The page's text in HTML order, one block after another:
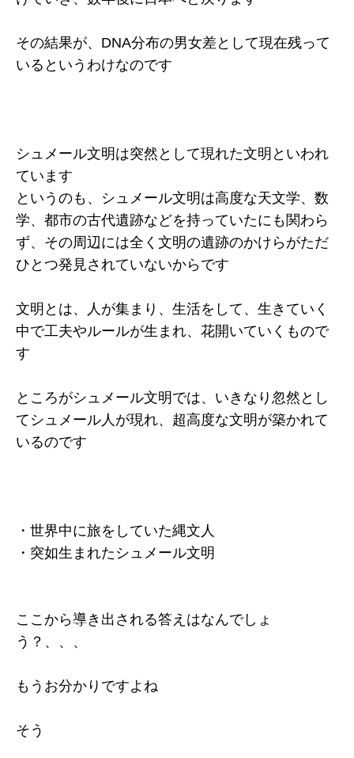
その結果が、DNA分布の男女差として現在残って
いるというわけなのです
シュメール文明は突然として現れた文明といわれ
ています
というのも、シュメール文明は高度な天文学、数
学、都市の古代遺跡などを持っていたにも関わら
ず、その周辺には全く文明の遺跡のかけらがただ
ひとつ発見されていないからです
文明とは、人が集まり、生活をして、生きていく
中で工夫やルールが生まれ、花開いていくもので
す
ところがシュメール文明では、いきなり忽然とし
てシュメール人が現れ、超高度な文明が築かれて
いるのです
・世界中に旅をしていた縄文人
・突如生まれたシュメール文明
ここから導き出される答えはなんでしょ
う？、、、
もうお分かりですよね
そう